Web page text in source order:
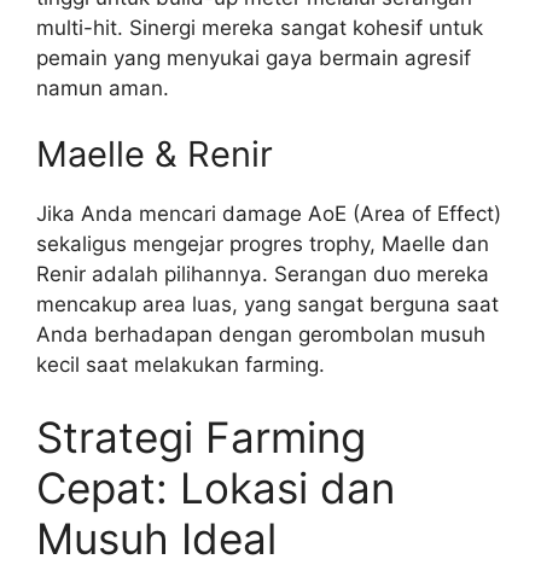
multi-hit. Sinergi mereka sangat kohesif untuk
pemain yang menyukai gaya bermain agresif
namun aman.
Maelle & Renir
Jika Anda mencari damage AoE (Area of Effect)
sekaligus mengejar progres trophy, Maelle dan
Renir adalah pilihannya. Serangan duo mereka
mencakup area luas, yang sangat berguna saat
Anda berhadapan dengan gerombolan musuh
kecil saat melakukan farming.
Strategi Farming
Cepat: Lokasi dan
Musuh Ideal